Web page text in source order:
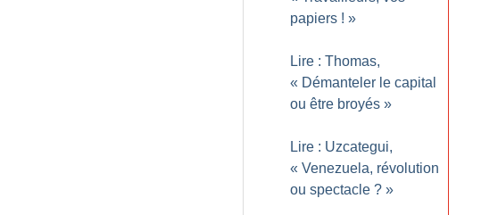
papiers ! »
Lire : Thomas,
« Démanteler le capital
ou être broyés »
Lire : Uzcategui,
« Venezuela, révolution
ou spectacle ? »